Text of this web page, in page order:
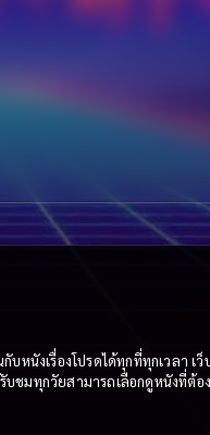
หนังเรื่องโปรดได้ทุกที่ทุกเวลา เ
ชมทุกวัยสามารถเลือกดูหนังที่ต้อ